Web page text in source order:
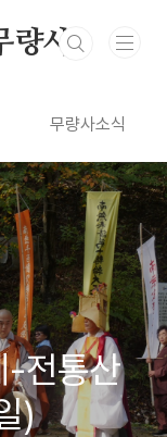
량사
무량사소식
-전통산
)